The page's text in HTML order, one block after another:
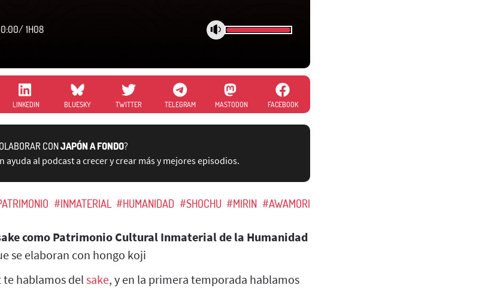
/ 1H08
LINKEDIN BLUESKY TWITTER TELEGRAM MASTODON FACEBOOK
CONJAPÓN A FONDO?
ayuda al podcast a crecer y crear más y mejores episodios.
#INMATERIAL #HUMANIDAD #SHOCHU #MIRIN #AWAMORI
como Patrimonio Cultural Inmaterial de la Humanidad
se elaboran con hongo koji
hablamos del sake, y en la primera temporada hablamos